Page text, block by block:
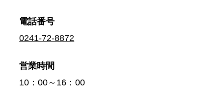
電話番号
0241-72-8872
営業時間
10：00～16：00